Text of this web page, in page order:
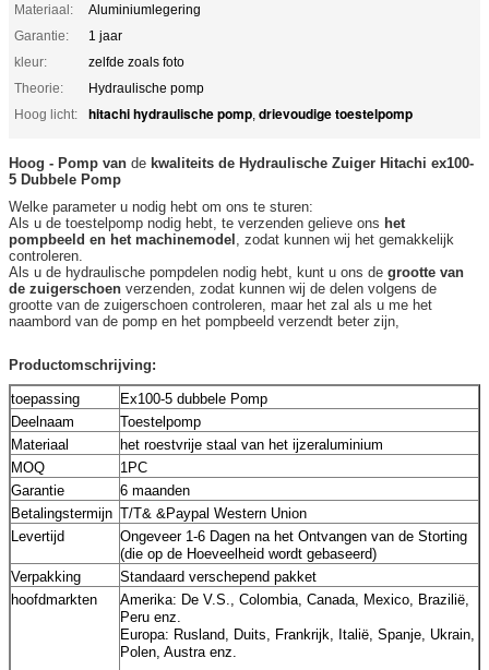
Materiaal:
Aluminiumlegering
Garantie:
1 jaar
kleur:
zelfde zoals foto
Theorie:
Hydraulische pomp
Hoog licht:
hitachi hydraulische pomp, drievoudige toestelpomp
Hoog - Pomp van de kwaliteits de Hydraulische Zuiger Hitachi ex100-
5 Dubbele Pomp
Welke parameter u nodig hebt om ons te sturen:
Als u de toestelpomp nodig hebt, te verzenden gelieve ons het
pompbeeld en het machinemodel
, zodat kunnen wij het gemakkelijk
controleren.
Als u de hydraulische pompdelen nodig hebt, kunt u ons de grootte van
de zuigerschoen verzenden, zodat kunnen wij de delen volgens de
grootte van de zuigerschoen controleren, maar het zal als u me het
naambord van de pomp en het pompbeeld verzendt beter zijn,
Productomschrijving:
toepassing
Ex100-5 dubbele Pomp
Deelnaam
Toestelpomp
Materiaal
het roestvrije staal van het ijzeraluminium
MOQ
1PC
Garantie
6 maanden
Betalingstermijn T/T& &Paypal Western Union
Levertijd
Ongeveer 1-6 Dagen na het Ontvangen van de Storting
(die op de Hoeveelheid wordt gebaseerd)
Verpakking
Standaard verschepend pakket
hoofdmarkten
Amerika: De V.S., Colombia, Canada, Mexico, Brazilië,
Peru enz.
Europa: Rusland, Duits, Frankrijk, Italië, Spanje, Ukrain,
Polen, Austra enz.